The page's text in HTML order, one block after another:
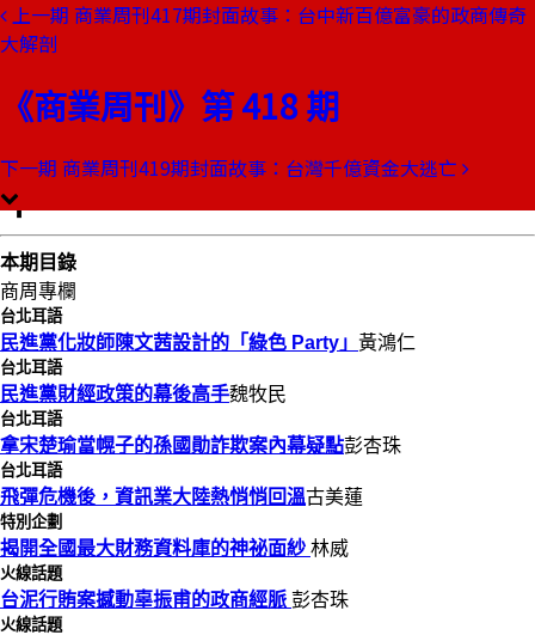
上一期 商業周刊417期封面故事：台中新百億富豪的政商傳奇
大解剖
《商業周刊》第 418 期
下一期 商業周刊419期封面故事：台灣千億資金大逃亡
本期目錄
預覽文章
商業周刊第418期出刊日期：1995-11-23
下
本期目錄
商周專欄
台北耳語
民進黨化妝師陳文茜設計的「綠色 Party」 黃鴻仁
台北耳語
民進黨財經政策的幕後高手魏牧民
台北耳語
拿宋楚瑜當幌子的孫國勛詐欺案內幕疑點彭杏珠
台北耳語
飛彈危機後，資訊業大陸熱悄悄回溫古美蓮
特別企劃
揭開全國最大財務資料庫的神祕面紗 林威
火線話題
台泥行賄案撼動辜振甫的政商經脈 彭杏珠
火線話題